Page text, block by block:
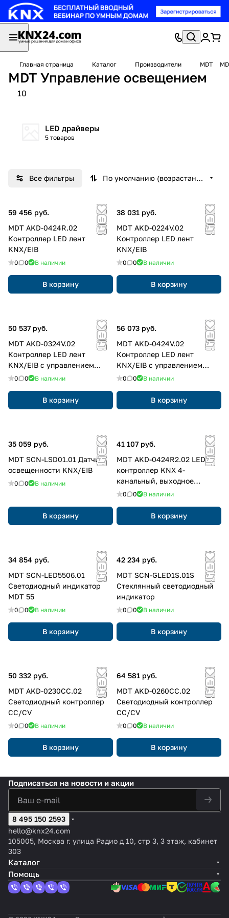
Главная страница Каталог Производители MDT
MDT Управление освещением
10
LED драйверы
5 товаров
Все фильтры По умолчанию (возрастание)
59 456 руб.
MDT AKD-0424R.02
Контроллер LED лент
KNX/EIB
0 0 В наличии
В корзину
38 031 руб.
MDT AKD-0224V.02
Контроллер LED лент
KNX/EIB
0 0 В наличии
В корзину
50 537 руб.
MDT AKD-0324V.02
Контроллер LED лент
KNX/EIB с управлением
постоянным напряжением
0 0 В наличии
В корзину
56 073 руб.
MDT AKD-0424V.02
Контроллер LED лент
KNX/EIB с управлением
постоянным напряжением
0 0 В наличии
В корзину
35 059 руб.
MDT SCN-LSD01.01 Датчик
освещенности KNX/EIB
0 0 В наличии
В корзину
41 107 руб.
MDT AKD-0424R2.02 LED
контроллер KNX 4-
канальный, выходное
напряжение 12/24В=,
(объединение каналов)
0 0 В наличии
В корзину
34 854 руб.
MDT SCN-LED5506.01
Светодиодный индикатор
MDT 55
0 0 В наличии
В корзину
42 234 руб.
MDT SCN-GLED1S.01S
Стеклянный светодиодный
индикатор
0 0 В наличии
В корзину
50 332 руб.
MDT AKD-0230CC.02
Светодиодный контроллер
CC/CV
0 0 В наличии
В корзину
64 581 руб.
MDT AKD-0260CC.02
Светодиодный контроллер
CC/CV
0 0 В наличии
В корзину
Подписаться на новости и акции
8 495 150 2593
hello@knx24.com
105005, Москва г. улица Радио д 10, стр 3, 3 этаж, кабинет
303
Каталог
Помощь